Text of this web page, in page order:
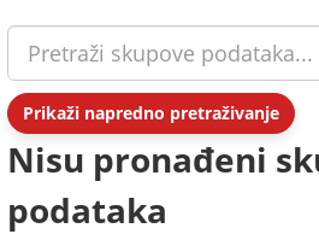
Prikaži napredno pretraživanje
Nisu pronađeni
podataka